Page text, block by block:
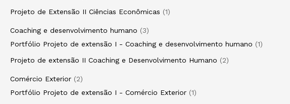
Projeto de Extensão II Ciências Econômicas
1
Coaching e desenvolvimento humano
3
Portfólio Projeto de extensão I - Coaching e desenvolvimento humano
1
Projeto de extensão II Coaching e Desenvolvimento Humano
2
Comércio Exterior
2
Portfólio Projeto de extensão I - Comércio Exterior
1